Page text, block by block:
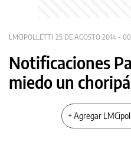
LMCIPOLLETTI 25 DE AGOSTO 2014 -
Notificaciones
miedo un
+ Agregar